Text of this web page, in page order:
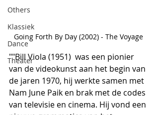
Others
Klassiek
Dance
Theater
Going Forth By Day (2002) - The Voyage
""Bill Viola (1951)  was een pionier
van de videokunst aan het begin van
de jaren 1970, hij werkte samen met
Nam June Paik en brak met de codes
van televisie en cinema. Hij vond een